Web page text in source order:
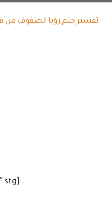
تفسير حلم رؤيا الصفوف من
[cmamad id=”20641″ align=”floatleft” tabid=”20643″ mobid=”20643″ stg=””]